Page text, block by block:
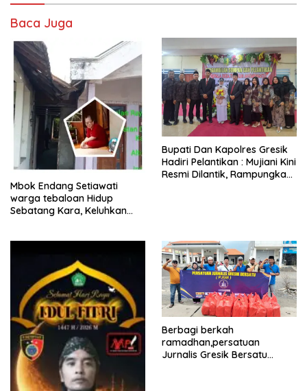
Baca Juga
Mbok Endang Setiawati
warga tebaloan Hidup
Sebatang Kara, Keluhkan
​Bupati Dan Kapolres Gresik
Hadiri Pelantikan : Mujiani Kini
Resmi Dilantik, Rampungkan
Berbagi berkah
ramadhan,persatuan
Jurnalis Gresik Bersatu